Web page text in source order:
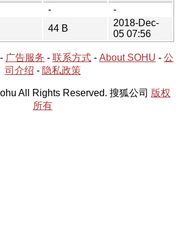
-
-
44 B
2018-Dec-
05 07:56
- 广告服务 - 联系方式 - About SOHU - 公
司介绍 - 隐私政策
All Rights Reserved. 搜狐公司 版权
所有